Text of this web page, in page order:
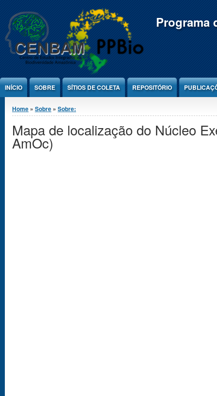
Programa
INÍCIO SOBRE SÍTIOS DE COLETA REPOSITÓRIO
You are here
Home » Sobre » Sobre:
Mapa de localização do Núcleo
AmOc)